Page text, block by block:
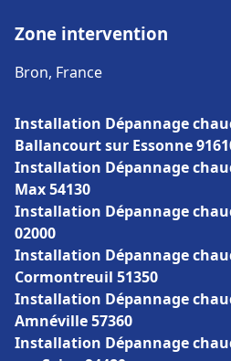
Zone intervention
Bron, France
Installation Dépannage
Ballancourt sur Essonne
Installation Dépannage
Max 54130
Installation Dépannage
02000
Installation Dépannage
Cormontreuil 51350
Installation Dépannage
Amnéville 57360
Installation Dépannage